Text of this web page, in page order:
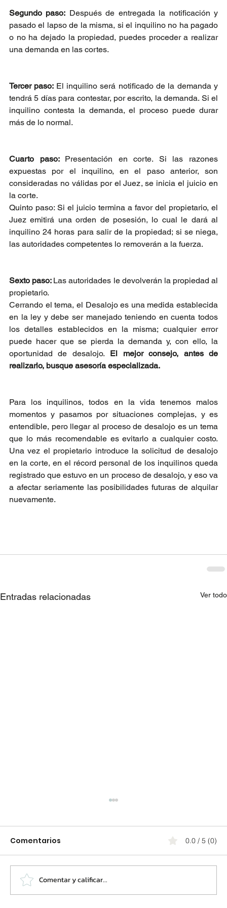
Segundo paso: Después de entregada la notificación y
pasado el lapso de la misma, si el inquilino no ha pagado
o no ha dejado la propiedad, puedes proceder a realizar
una demanda en las cortes.
Tercer paso: El inquilino será notificado de la demanda y
tendrá 5 días para contestar, por escrito, la demanda. Si el
inquilino contesta la demanda, el proceso puede durar
más de lo normal.
Cuarto paso: Presentación en corte. Si las razones
expuestas por el inquilino, en el paso anterior, son
consideradas no válidas por el Juez, se inicia el juicio en
la corte.
Quinto paso: Si el juicio termina a favor del propietario, el
Juez emitirá una orden de posesión, lo cual le dará al
inquilino 24 horas para salir de la propiedad; si se niega,
las autoridades competentes lo removerán a la fuerza.
Sexto paso: Las autoridades le devolverán la propiedad al
propietario.
Cerrando el tema, el Desalojo es una medida establecida
en la ley y debe ser manejado teniendo en cuenta todos
los detalles establecidos en la misma; cualquier error
puede hacer que se pierda la demanda y, con ello, la
oportunidad de desalojo. El mejor consejo, antes de
realizarlo, busque asesoría especializada.
Para los inquilinos, todos en la vida tenemos malos
momentos y pasamos por situaciones complejas, y es
entendible, pero llegar al proceso de desalojo es un tema
que lo más recomendable es evitarlo a cualquier costo.
Una vez el propietario introduce la solicitud de desalojo
en la corte, en el récord personal de los inquilinos queda
registrado que estuvo en un proceso de desalojo, y eso va
a afectar seriamente las posibilidades futuras de alquilar
nuevamente.
Entradas relacionadas Ver todo
Comentarios 0.0 / 5 (0)
Comentar y calificar...